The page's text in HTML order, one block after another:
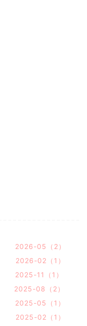
2026-05（2）
2026-02（1）
2025-11（1）
2025-08（2）
2025-05（1）
2025-02（1）